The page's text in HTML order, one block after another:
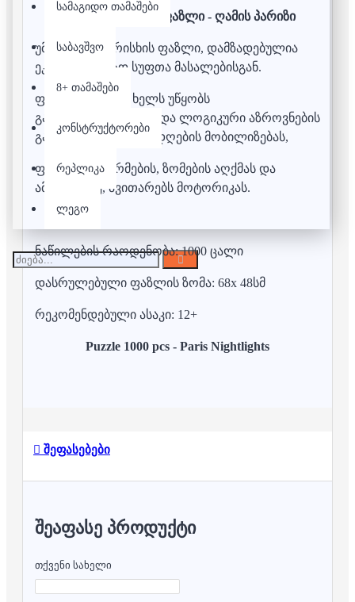
სამაგიდო თამაშები
საბავშვო
8+ თამაშები
კონსტრუქტორები
რეპლიკა
ლეგო
1000 დეტალიანი ფაზლი - ღამის პარიზი
უმაღლესი ხარისხის ფაზლი, დამზადებულია
ეკოლოგიურად სუფთა მასალებისგან.
ფაზლის აწყობა ხელს უწყობს
გამომსახველობითი და ლოგიკური აზროვნების
განვითარებას, ყურადღების მობილიზებას,
ფერების, ფორმების, ზომების აღქმას და
ამასთანავე, ავითარებს მოტორიკას.
ნაწილების რაოდენობა: 1000 ცალი
დასრულებული ფაზლის ზომა: 68x 48სმ
რეკომენდებული ასაკი: 12+
Puzzle 1000 pcs - Paris Nightlights
შეფასებები
ᲨᲔᲐᲤᲐᲡᲔ ᲞᲠᲝᲓᲣᲥᲢᲘ
თქვენი სახელი